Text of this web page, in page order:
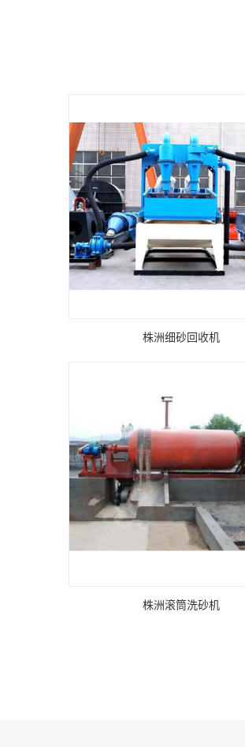
株洲细砂回收机
株洲滚筒洗砂机